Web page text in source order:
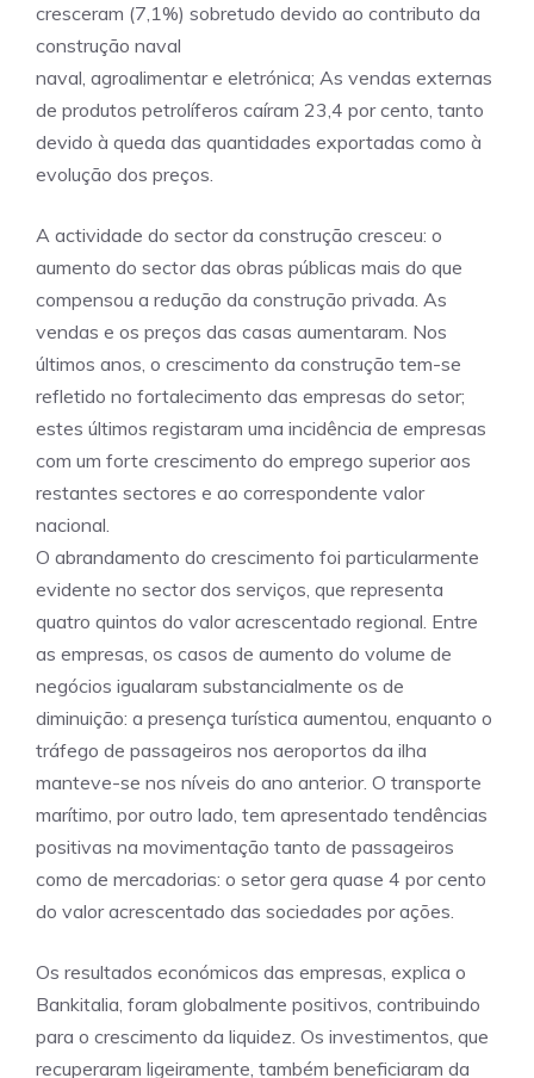
cresceram (7,1%) sobretudo devido ao contributo da
construção naval
naval, agroalimentar e eletrónica; As vendas externas
de produtos petrolíferos caíram 23,4 por cento, tanto
devido à queda das quantidades exportadas como à
evolução dos preços.
A actividade do sector da construção cresceu: o
aumento do sector das obras públicas mais do que
compensou a redução da construção privada. As
vendas e os preços das casas aumentaram. Nos
últimos anos, o crescimento da construção tem-se
refletido no fortalecimento das empresas do setor;
estes últimos registaram uma incidência de empresas
com um forte crescimento do emprego superior aos
restantes sectores e ao correspondente valor
nacional.
O abrandamento do crescimento foi particularmente
evidente no sector dos serviços, que representa
quatro quintos do valor acrescentado regional. Entre
as empresas, os casos de aumento do volume de
negócios igualaram substancialmente os de
diminuição: a presença turística aumentou, enquanto o
tráfego de passageiros nos aeroportos da ilha
manteve-se nos níveis do ano anterior. O transporte
marítimo, por outro lado, tem apresentado tendências
positivas na movimentação tanto de passageiros
como de mercadorias: o setor gera quase 4 por cento
do valor acrescentado das sociedades por ações.
Os resultados económicos das empresas, explica o
Bankitalia, foram globalmente positivos, contribuindo
para o crescimento da liquidez. Os investimentos, que
recuperaram ligeiramente, também beneficiaram da